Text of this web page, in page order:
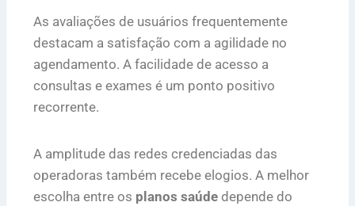
As avaliações de usuários frequentemente
destacam a satisfação com a agilidade no
agendamento. A facilidade de acesso a
consultas e exames é um ponto positivo
recorrente.
A amplitude das redes credenciadas das
operadoras também recebe elogios. A melhor
escolha entre os planos saúde depende do